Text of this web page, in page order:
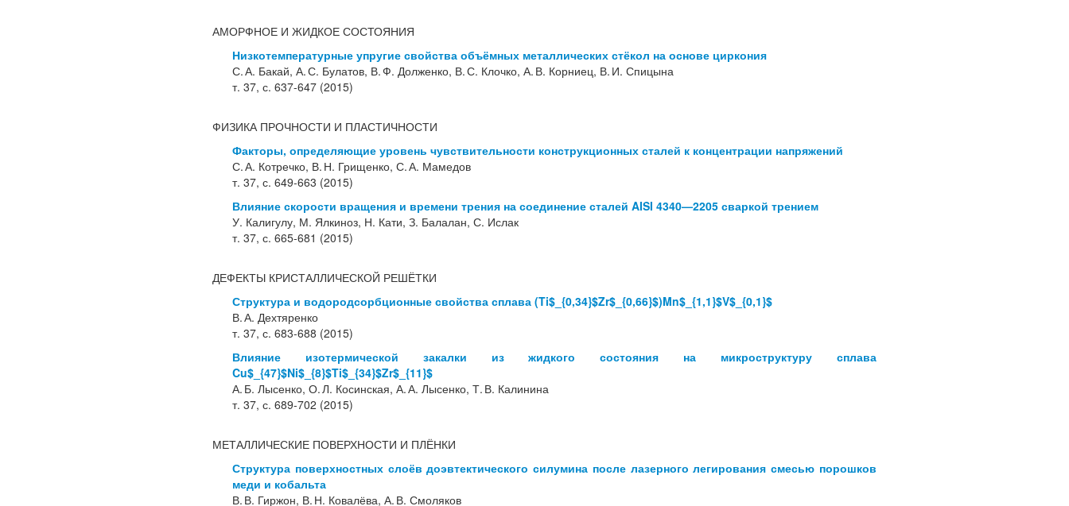
АМОРФНОЕ И ЖИДКОЕ СОСТОЯНИЯ
Низкотемпературные упругие свойства объёмных металлических стёкол на основе циркония
С. А. Бакай, А. С. Булатов, В. Ф. Долженко, В. С. Клочко, А. В. Корниец, В. И. Спицына
т. 37, с. 637-647 (2015)
ФИЗИКА ПРОЧНОСТИ И ПЛАСТИЧНОСТИ
Факторы, определяющие уровень чувствительности конструкционных сталей к концентрации напряжений
С. А. Котречко, В. Н. Грищенко, С. А. Мамедов
т. 37, с. 649-663 (2015)
Влияние скорости вращения и времени трения на соединение сталей AISI 4340—2205 сваркой трением
У. Калигулу, М. Ялкиноз, Н. Кати, З. Балалан, С. Ислак
т. 37, с. 665-681 (2015)
ДЕФЕКТЫ КРИСТАЛЛИЧЕСКОЙ РЕШЁТКИ
Структура и водородсорбционные свойства сплава (Ti$_{0,34}$Zr$_{0,66}$)Mn$_{1,1}$V$_{0,1}$
В. А. Дехтяренко
т. 37, с. 683-688 (2015)
Влияние изотермической закалки из жидкого состояния на микроструктуру сплава
Cu$_{47}$Ni$_{8}$Ti$_{34}$Zr$_{11}$
А. Б. Лысенко, О. Л. Косинская, А. А. Лысенко, Т. В. Калинина
т. 37, с. 689-702 (2015)
МЕТАЛЛИЧЕСКИЕ ПОВЕРХНОСТИ И ПЛЁНКИ
Структура поверхностных слоёв доэвтектического силумина после лазерного легирования смесью порошков
меди и кобальта
В. В. Гиржон, В. Н. Ковалёва, А. В. Смоляков